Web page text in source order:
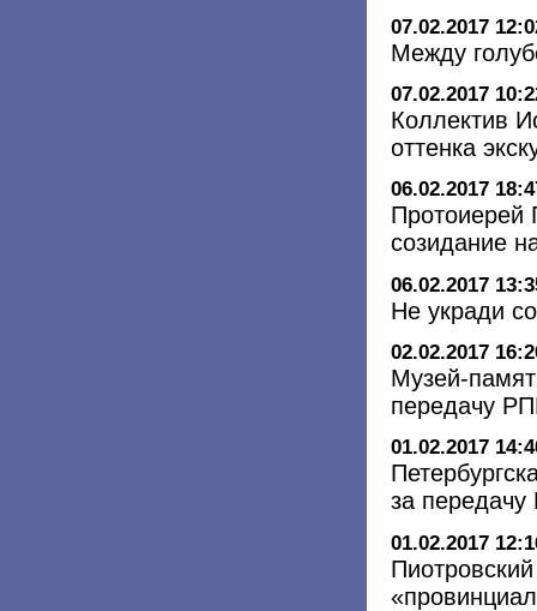
07.02.2017
Между
07.02.2017
Коллектив
оттенка
06.02.2017
Протоиерей
созидание
06.02.2017
Не укради
02.02.2017
Музей-
передачу
01.02.2017
за
01.02.2017